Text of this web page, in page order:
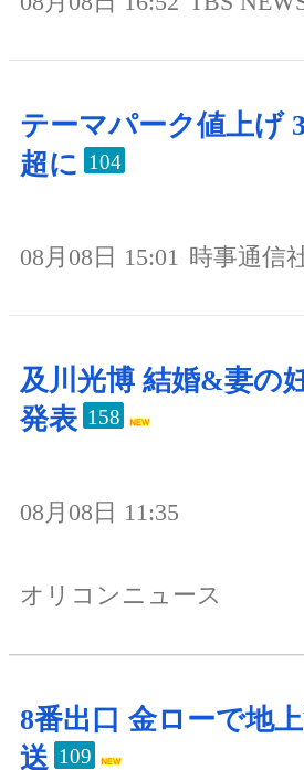
テーマパーク値上げ
超に 104
08月08日 15:01 時事通信
及川光博 結婚&妻の
発表 158
08月08日 11:35
オリコンニュース
8番出口 金ローで地
送 109